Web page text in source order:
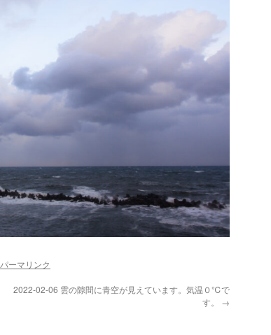
パーマリンク
2022-02-06 雲の隙間に青空が見えています。気温０℃で
す。 →